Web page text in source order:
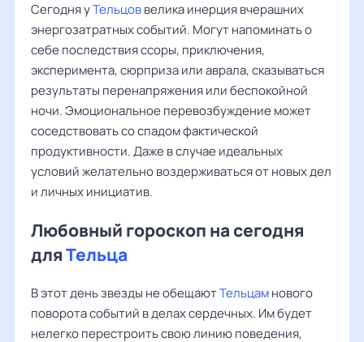
Сегодня уТельцоввелика инерция вчерашних
энергозатратных событий. Могут напоминать о
себе последствия ссоры, приключения,
эксперимента, сюрприза или аврала, сказываться
результаты перенапряжения или беспокойной
ночи. Эмоциональное перевозбуждение может
соседствовать со спадом фактической
продуктивности. Даже в случае идеальных
условий желательно воздерживаться от новых дел
и личных инициатив.
Любовный гороскоп на сегодня
дляТельца
В этот день звезды не обещаютТельцамнового
поворота событий в делах сердечных. Им будет
нелегко перестроить свою линию поведения,